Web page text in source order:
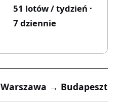
51 lotów / tydzień ·
7 dziennie
Warszawa → Budapeszt